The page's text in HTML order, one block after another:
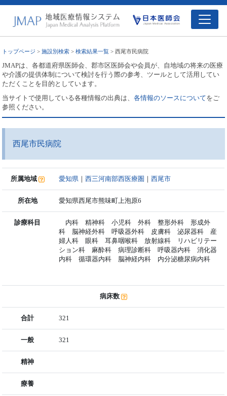
トップページ >施設別検索 >検索結果一覧 > 西尾市民病院
JMAPは、各都道府県医師会、郡市区医師会や会員が、自地域の将来の医療
や介護の提供体制について検討を行う際の参考、ツールとして活用してい
ただくことを目的としています。
当サイトで使用している各種情報の出典は、各情報のソースについてをご
参照ください。
西尾市民病院
所属地域 愛知県 ｜西三河南部西医療圏 ｜西尾市
所在地 愛知県西尾市熊味町上泡原6
診療科目
内科 精神科 小児科 外科 整形外科 形成外
科 脳神経外科 呼吸器外科 皮膚科 泌尿器科 産
婦人科 眼科 耳鼻咽喉科 放射線科 リハビリテー
ション科 麻酔科 病理診断科 呼吸器内科 消化器
内科 循環器内科 脳神経内科 内分泌糖尿病内科
病床数
合計 321
一般 321
精神
療養